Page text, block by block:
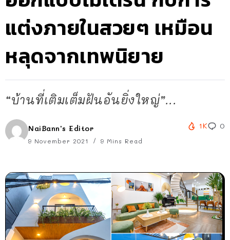
แต่งภายในสวยๆ เหมือน
หลุดจากเทพนิยาย
“บ้านที่เติมเต็มฝันอันยิ่งใหญ่”...
NaiBann's Editor
9 November 2021 9 Mins Read
1K 0